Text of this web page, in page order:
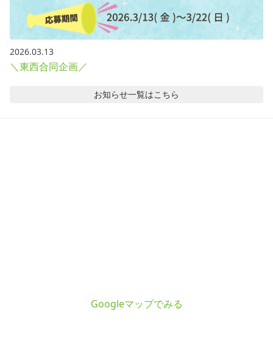
2026.03.13
＼東西合同企画／
お知らせ一覧はこちら
Googleマップでみる